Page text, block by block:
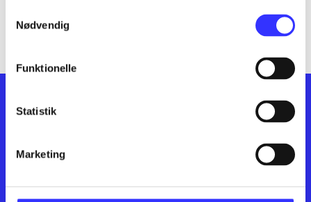
Nødvendig
Funktionelle
Statistik
Marketing
lorem ipsum dolor sit amet ...